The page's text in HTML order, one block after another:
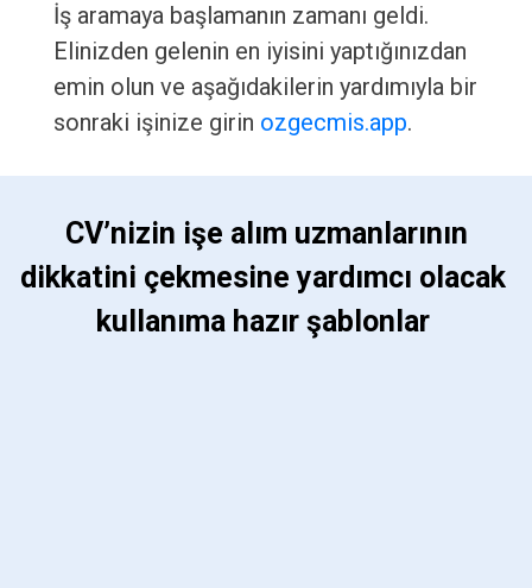
İş aramaya başlamanın zamanı geldi.
Elinizden gelenin en iyisini yaptığınızdan
emin olun ve aşağıdakilerin yardımıyla bir
sonraki işinize girin ozgecmis.app.
dikkatini çekmesine yardımcı olacak
kullanıma hazır şablonlar